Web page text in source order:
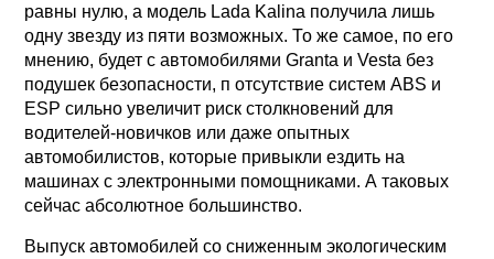
равны нулю, а модель Lada Kalina получила лишь
одну звезду из пяти возможных. То же самое, по его
мнению, будет с автомобилями Granta и Vesta без
подушек безопасности, п отсутствие систем ABS и
ESP сильно увеличит риск столкновений для
водителей-новичков или даже опытных
автомобилистов, которые привыкли ездить на
машинах с электронными помощниками. А таковых
сейчас абсолютное большинство.
Выпуск автомобилей со сниженным экологическим